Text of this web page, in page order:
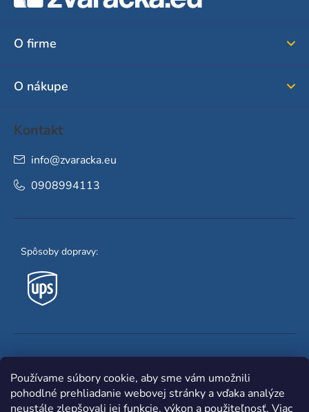
Používame súbory cookie, aby sme vám umožnili
pohodlné prehliadanie webovej stránky a vďaka analýze
neustále zlepšovali jej funkcie, výkon a použiteľnosť. Viac
O firme
O nákupe
Kontakt
info@zvaracka.eu
0908994113
Spôsoby dopravy: